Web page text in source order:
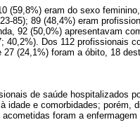
(59,8%) eram do sexo
85); 89 (48,4%) eram
92 (50,0%) apresentavam
40,2%). Dos 112 profissionais
27 (24,1%) foram a óbito, 18
de saúde hospitalizados
idade e comorbidades; porém,
foram a enfermagem